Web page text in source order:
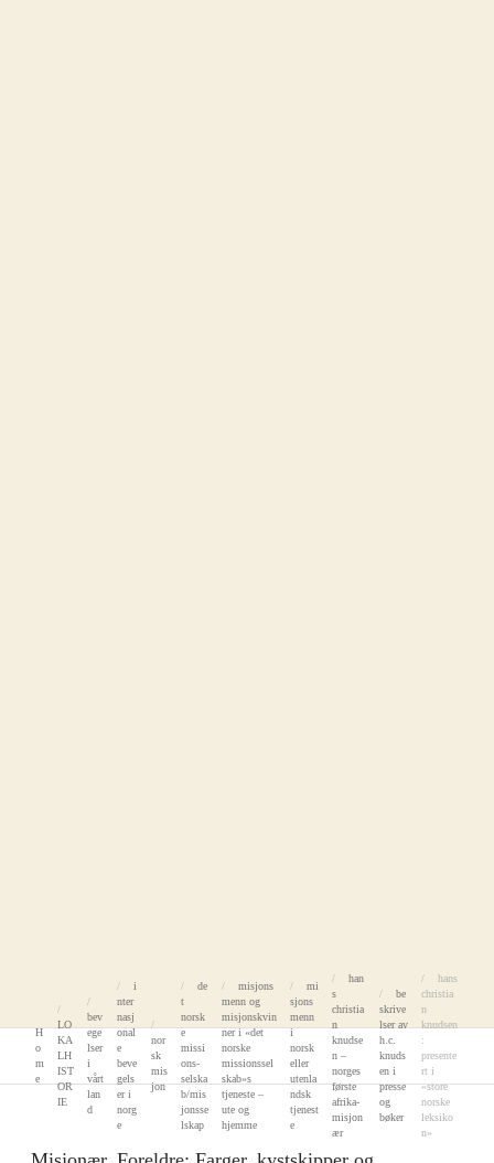
H
o
m
e
LO
KA
LH
IST
OR
IE
bev
ege
lser
i
vårt
lan
d
i
nter
nasj
onal
e
beve
gels
er i
norg
e
nor
sk
mis
jon
de
t
norsk
e
missi
ons-
selska
b/mis
jonsse
lskap
misjons
menn og
misjonskvin
ner i «det
norske
missionssel
skab»s
tjeneste –
ute og
hjemme
mi
sjons
menn
i
norsk
eller
utenla
ndsk
tjenest
e
han
s
christia
n
knudse
n –
norges
første
afrika-
misjon
ær
be
skrive
lser av
h.c.
knuds
en i
presse
og
bøker
hans
christia
n
knudsen
:
presente
rt i
«store
norske
leksiko
n»